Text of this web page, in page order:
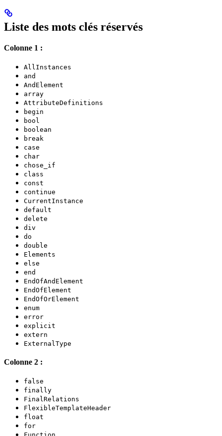
Liste des mots clés réservés
Colonne 1 :
AllInstances
and
AndElement
array
AttributeDefinitions
begin
bool
boolean
break
case
char
chose_if
class
const
continue
CurrentInstance
default
delete
div
do
double
Elements
else
end
EndOfAndElement
EndOfElement
EndOfOrElement
enum
error
explicit
extern
ExternalType
Colonne 2 :
false
finally
FinalRelations
FlexibleTemplateHeader
float
for